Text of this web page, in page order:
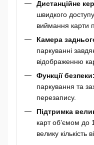
Дистанційне
швидкого
виймання карти
Камера
паркуванні
відображенню
Функції безпеки:
паркування та
перезапису.
Підтримка
карт об’ємом до
велику кількість